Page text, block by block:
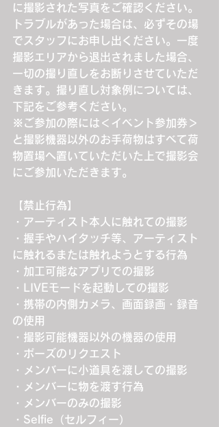
に撮影された写真をご確認ください。
トラブルがあった場合は、必ずその場
でスタッフにお申し出ください。一度
撮影エリアから退出されました場合、
一切の撮り直しをお断りさせていただ
きます。撮り直し対象例については、
下記をご参考ください。
※ご参加の際には＜イベント参加券＞
と撮影機器以外のお手荷物はすべて荷
物置場へ置いていただいた上で撮影会
にご参加いただきます。
【禁止行為】
・アーティスト本人に触れての撮影
・握手やハイタッチ等、アーティスト
に触れるまたは触れようとする行為
・加工可能なアプリでの撮影
・LIVEモードを起動しての撮影
・携帯の内側カメラ、画面録画・録音
の使用
・撮影可能機器以外の機器の使用
・ポーズのリクエスト
・メンバーに小道具を渡しての撮影
・メンバーに物を渡す行為
・メンバーのみの撮影
・Selfie（セルフィー）